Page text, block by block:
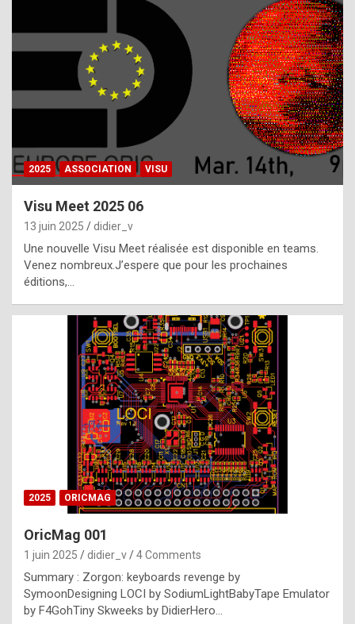
h
a
t
t
e
b
e
s
t
p
h
o
n
y
l
e
2025 ASSOCIATION VISU
Visu Meet 2025 06
13 juin 2025 didier_v
Une nouvelle Visu Meet réalisée est disponible en teams.
Venez nombreux.J’espere que pour les prochaines
éditions,…
2025 ORICMAG
OricMag 001
1 juin 2025 didier_v 4 Comments
Summary : Zorgon: keyboards revenge by
SymoonDesigning LOCI by SodiumLightBabyTape Emulator
by F4GohTiny Skweeks by DidierHero…